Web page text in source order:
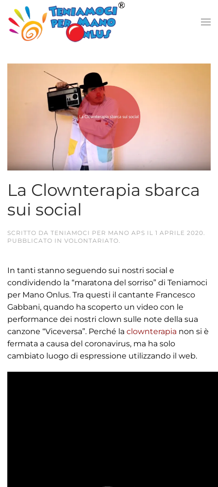
Passa
al
La Clownterapia sbarca
sui social
SCRITTO DA TENIAMOCI PER MANO APS IL 1 APRILE 2020.
PUBBLICATO IN VOLONTARIATO.
In tanti stanno seguendo sui nostri social e
condividendo la “maratona del sorriso” di Teniamoci
per Mano Onlus. Tra questi il cantante Francesco
Gabbani, quando ha scoperto un video con le
performance dei nostri clown sulle note della sua
canzone “Viceversa”. Perché la clownterapia non si è
fermata a causa del coronavirus, ma ha solo
cambiato luogo di espressione utilizzando il web.